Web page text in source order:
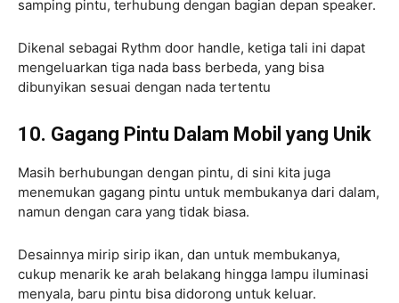
samping pintu, terhubung dengan bagian depan speaker.
Dikenal sebagai Rythm door handle, ketiga tali ini dapat
mengeluarkan tiga nada bass berbeda, yang bisa
dibunyikan sesuai dengan nada tertentu
10. Gagang Pintu Dalam Mobil yang Unik
Masih berhubungan dengan pintu, di sini kita juga
menemukan gagang pintu untuk membukanya dari dalam,
namun dengan cara yang tidak biasa.
Desainnya mirip sirip ikan, dan untuk membukanya,
cukup menarik ke arah belakang hingga lampu iluminasi
menyala, baru pintu bisa didorong untuk keluar.